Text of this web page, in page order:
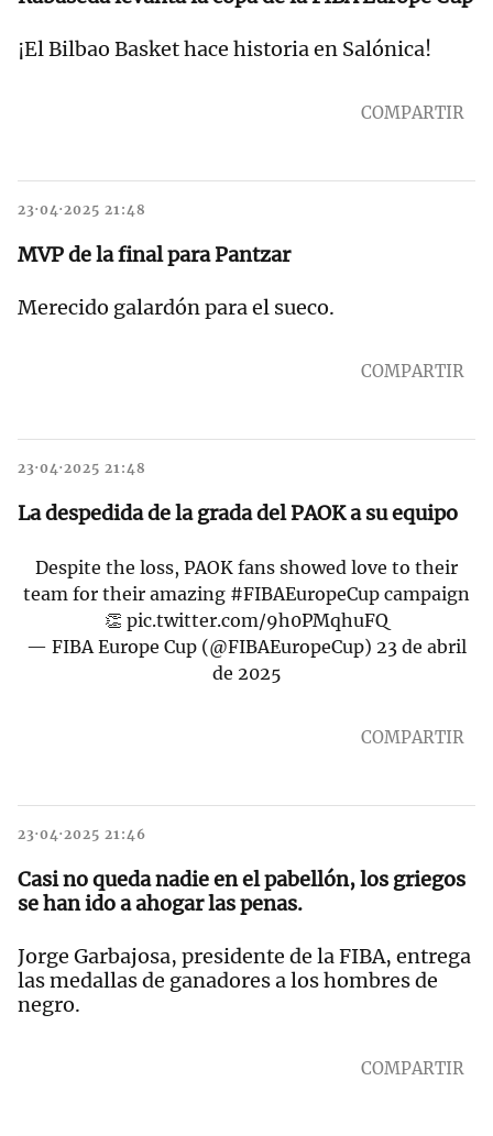
¡El Bilbao Basket hace historia en Salónica!
COMPARTIR
23·04·2025 21:48
MVP de la final para Pantzar
Merecido galardón para el sueco.
COMPARTIR
23·04·2025 21:48
La despedida de la grada del PAOK a su equipo
Despite the loss, PAOK fans showed love to their
team for their amazing #FIBAEuropeCup campaign
👏 pic.twitter.com/9h0PMqhuFQ
— FIBA Europe Cup (@FIBAEuropeCup) 23 de abril
de 2025
COMPARTIR
23·04·2025 21:46
Casi no queda nadie en el pabellón, los griegos
se han ido a ahogar las penas.
Jorge Garbajosa, presidente de la FIBA, entrega
las medallas de ganadores a los hombres de
negro.
COMPARTIR